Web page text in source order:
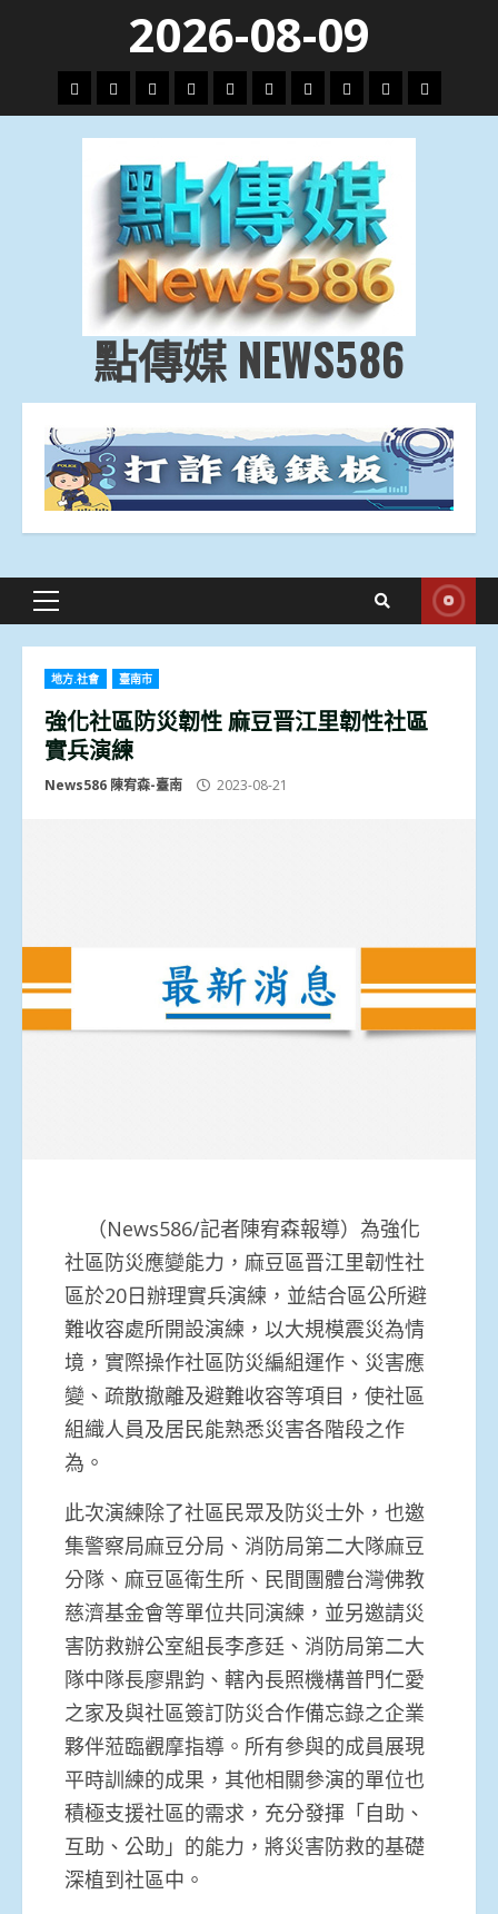
content
2026-08-09
頭
條
財
經
地
方.
會
文
教.
技
專
題
娛
樂
劇
政
治
國
際
運
動
生
活
點傳媒 NEWS586
Primary
地方.社會 臺南市
強化社區防災韌性 麻豆晋江里韌性社區
實兵演練
News586 陳宥森-臺南 2023-08-21
（News586/記者陳宥森報導）為強化
社區防災應變能力，麻豆區晋江里韌性社
區於20日辦理實兵演練，並結合區公所避
難收容處所開設演練，以大規模震災為情
境，實際操作社區防災編組運作、災害應
變、疏散撤離及避難收容等項目，使社區
組織人員及居民能熟悉災害各階段之作
為。
此次演練除了社區民眾及防災士外，也邀
集警察局麻豆分局、消防局第二大隊麻豆
分隊、麻豆區衛生所、民間團體台灣佛教
慈濟基金會等單位共同演練，並另邀請災
害防救辦公室組長李彥廷、消防局第二大
隊中隊長廖鼎鈞、轄內長照機構普門仁愛
之家及與社區簽訂防災合作備忘錄之企業
夥伴蒞臨觀摩指導。所有參與的成員展現
平時訓練的成果，其他相關參演的單位也
積極支援社區的需求，充分發揮「自助、
互助、公助」的能力，將災害防救的基礎
深植到社區中。